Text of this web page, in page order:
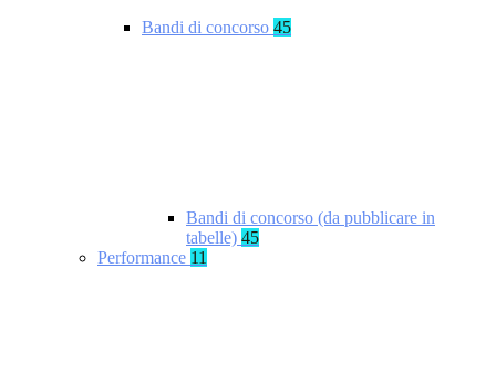
Bandi di concorso 45
Bandi di concorso (da pubblicare in
tabelle) 45
Performance 11